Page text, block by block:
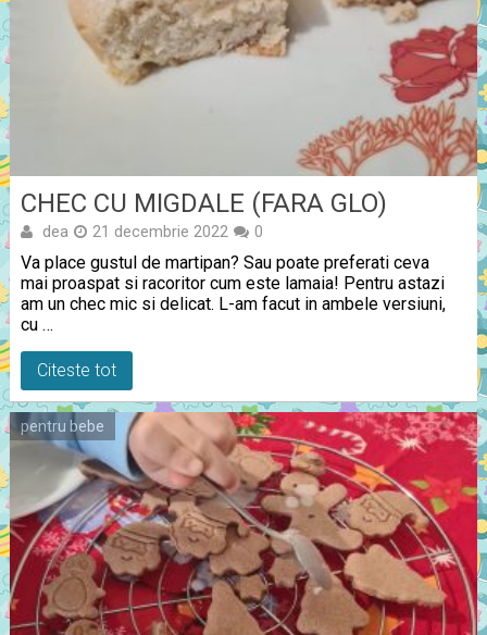
CHEC CU MIGDALE (FARA GLO)
dea 21 decembrie 2022 0
Va place gustul de martipan? Sau poate preferati ceva
mai proaspat si racoritor cum este lamaia! Pentru astazi
am un chec mic si delicat. L-am facut in ambele versiuni,
cu …
Citeste tot
pentru bebe